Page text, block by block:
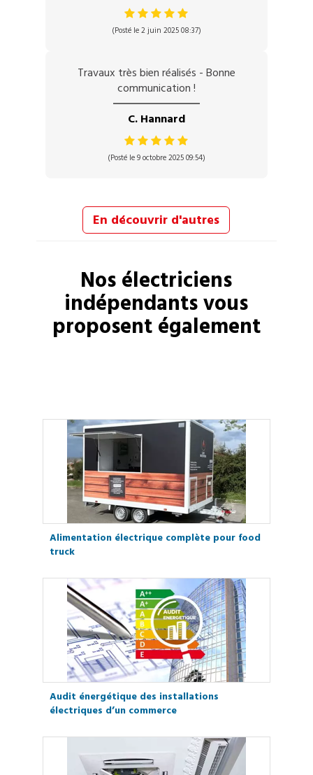
(Posté le 2 juin 2025 08:37)
Travaux très bien réalisés - Bonne
communication !
C. Hannard
(Posté le 9 octobre 2025 09:54)
En découvrir d'autres
Nos électriciens
indépendants vous
proposent également
Alimentation électrique complète pour food
truck
Audit énergétique des installations
électriques d’un commerce